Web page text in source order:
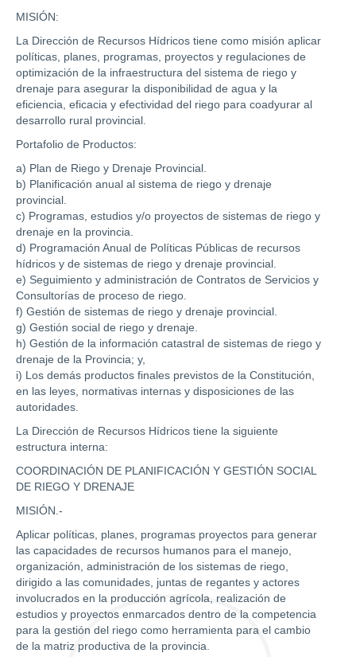
MISIÓN:
La Dirección de Recursos Hídricos tiene como misión aplicar
políticas, planes, programas, proyectos y regulaciones de
optimización de la infraestructura del sistema de riego y
drenaje para asegurar la disponibilidad de agua y la
eficiencia, eficacia y efectividad del riego para coadyurar al
desarrollo rural provincial.
Portafolio de Productos:
a) Plan de Riego y Drenaje Provincial.
b) Planificación anual al sistema de riego y drenaje
provincial.
c) Programas, estudios y/o proyectos de sistemas de riego y
drenaje en la provincia.
d) Programación Anual de Políticas Públicas de recursos
hídricos y de sistemas de riego y drenaje provincial.
e) Seguimiento y administración de Contratos de Servicios y
Consultorías de proceso de riego.
f) Gestión de sistemas de riego y drenaje provincial.
g) Gestión social de riego y drenaje.
h) Gestión de la información catastral de sistemas de riego y
drenaje de la Provincia; y,
i) Los demás productos finales previstos de la Constitución,
en las leyes, normativas internas y disposiciones de las
autoridades.
La Dirección de Recursos Hídricos tiene la siguiente
estructura interna:
COORDINACIÓN DE PLANIFICACIÓN Y GESTIÓN SOCIAL
DE RIEGO Y DRENAJE
MISIÓN.-
Aplicar políticas, planes, programas proyectos para generar
las capacidades de recursos humanos para el manejo,
organización, administración de los sistemas de riego,
dirigido a las comunidades, juntas de regantes y actores
involucrados en la producción agrícola, realización de
estudios y proyectos enmarcados dentro de la competencia
para la gestión del riego como herramienta para el cambio
de la matriz productiva de la provincia.